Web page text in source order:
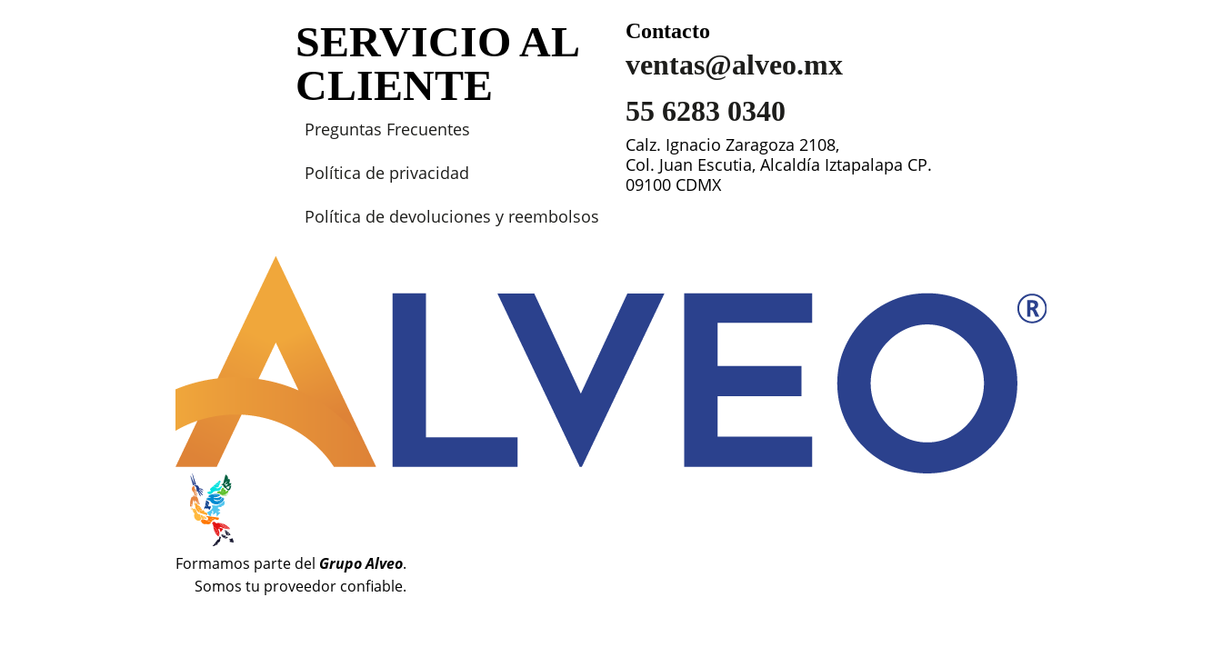
SERVICIO AL
CLIENTE
Preguntas Frecuentes
Política de privacidad
Política de devoluciones y reembolsos
Contacto
ventas@alveo.mx
55 6283 0340
Calz. Ignacio Zaragoza 2108,
Col. Juan Escutia, Alcaldía Iztapalapa CP.
09100 CDMX
Formamos parte del Grupo Alveo.
Somos tu proveedor confiable.